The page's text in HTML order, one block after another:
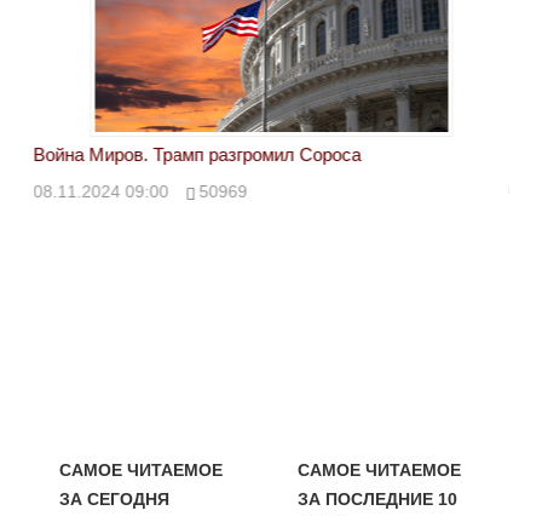
Война Миров. Трамп разгромил Сороса
08.11.2024 09:00 50969
САМОЕ ЧИТАЕМОЕ
ЗА СЕГОДНЯ
САМОЕ ЧИТАЕМОЕ
ЗА ПОСЛЕДНИЕ 10